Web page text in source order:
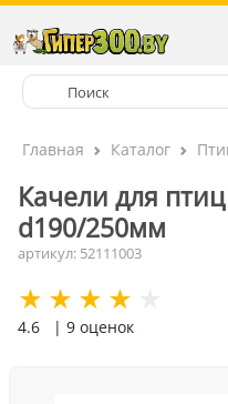
Главная Каталог
Качели для
d190/250мм
артикул: 52111003
4.6 | 9 оценок